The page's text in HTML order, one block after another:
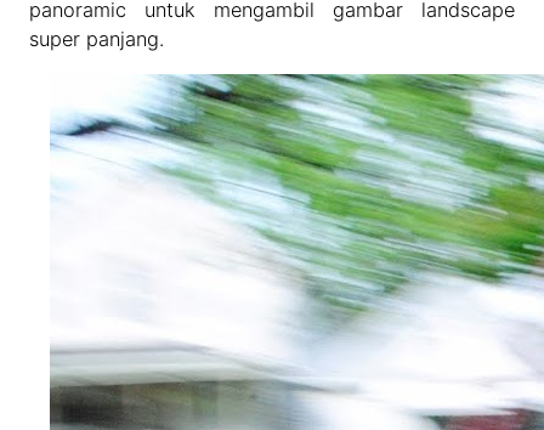
panoramic untuk mengambil gambar landscape
super panjang.